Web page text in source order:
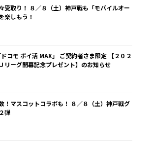
受取り！ ８／８（土）神戸戦も「モバイルオー
楽しもう！
ドコモ ポイ活 MAX」 ご契約者さま限定 【２０２
リーグ開幕記念プレゼント】のお知らせ
！マスコットコラボも！ ８／８（土）神戸戦グ
弾